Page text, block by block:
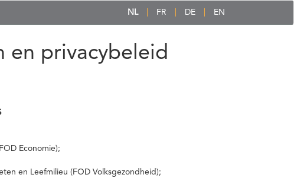
NL FR DE EN
en privacybeleid
Economie);
en Leefmilieu (FOD Volksgezondheid);